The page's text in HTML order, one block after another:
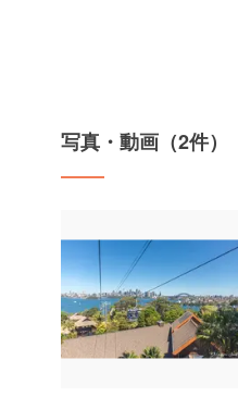
写真・動画（2件）